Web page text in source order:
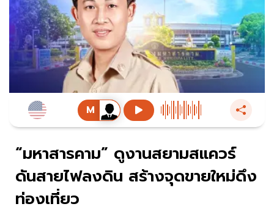
“มหาสารคาม” ดูงานสยามสแควร์
ดันสายไฟลงดิน สร้างจุดขายใหม่ดึง
ท่องเที่ยว